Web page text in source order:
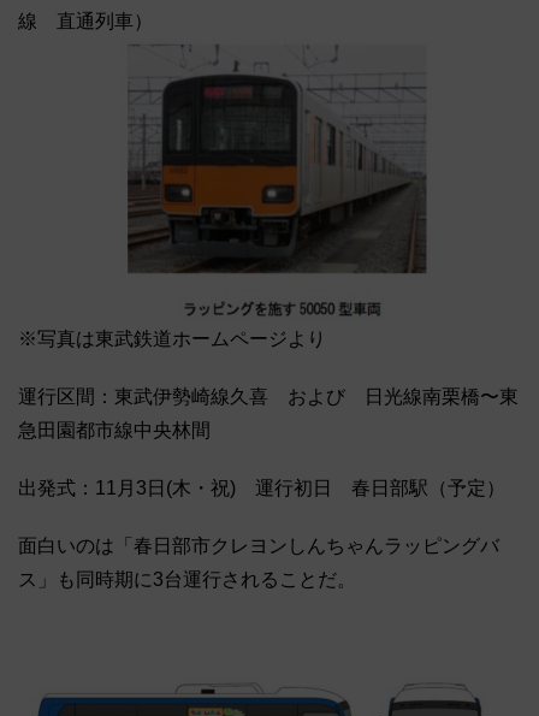
線 直通列車）
※写真は東武鉄道ホームページより
運行区間：東武伊勢崎線久喜 および 日光線南栗橋〜東
急田園都市線中央林間
出発式：11月3日(木・祝) 運行初日 春日部駅（予定）
面白いのは「春日部市クレヨンしんちゃんラッピングバ
ス」も同時期に3台運行されることだ。